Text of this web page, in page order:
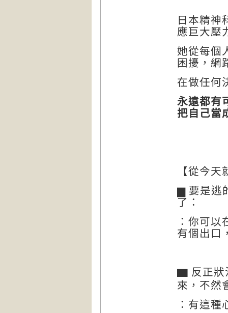
日本精神
應巨大壓
她從每個
困擾，網
在做任何
永遠都有
把自己當
【從今
▆ 要是逃
了：
：你可
有個出口
▆ 反正
來，不然
：有這種